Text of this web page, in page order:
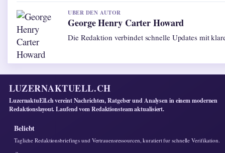
UBER DEN AUTOR
George Henry Carter Howard
Die Redaktion verbindet schnelle Updates mit
LUZERNAKTUELL.CH
LuzernaktuEll.ch vereint Nachrichten, Ratgeber und Analysen in einem modernen
Redaktionslayout. Laufend vom Redaktionsteam aktualisiert.
Beliebt
Tagliche Redaktionsbriefings und Vertrauensressourcen, kuratiert fur schnelle Verifikation.